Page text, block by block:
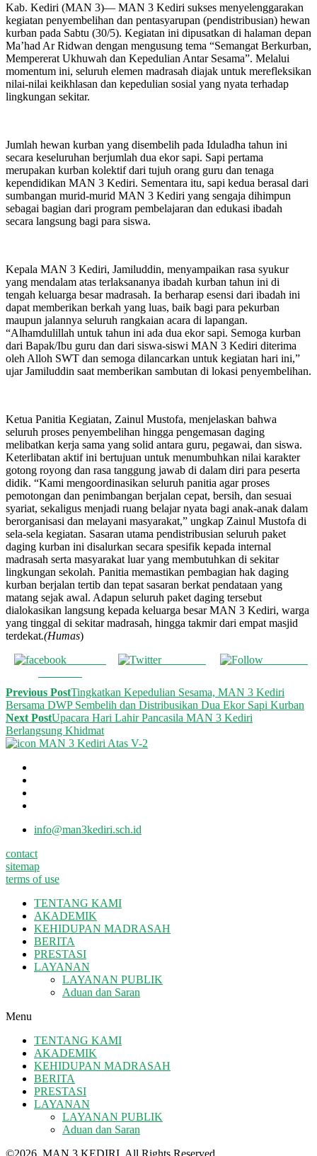
Kab. Kediri (MAN 3)— MAN 3 Kediri sukses menyelenggarakan
kegiatan penyembelihan dan pentasyarupan (pendistribusian) hewan
kurban pada Sabtu (30/5). Kegiatan ini dipusatkan di halaman depan
Ma’had Ar Ridwan dengan mengusung tema “Semangat Berkurban,
Mempererat Ukhuwah dan Kepedulian Antar Sesama”. Melalui
momentum ini, seluruh elemen madrasah diajak untuk merefleksikan
nilai-nilai keikhlasan dan kepedulian sosial yang nyata terhadap
lingkungan sekitar.
Jumlah hewan kurban yang disembelih pada Iduladha tahun ini
secara keseluruhan berjumlah dua ekor sapi. Sapi pertama
merupakan kurban kolektif dari tujuh orang guru dan tenaga
kependidikan MAN 3 Kediri. Sementara itu, sapi kedua berasal dari
sumbangan murid-murid MAN 3 Kediri yang sengaja dihimpun
sebagai bagian dari program pembelajaran dan edukasi ibadah
secara langsung bagi para siswa.
Kepala MAN 3 Kediri, Jamiluddin, menyampaikan rasa syukur
yang mendalam atas terlaksananya ibadah kurban tahun ini di
tengah keluarga besar madrasah. Ia berharap esensi dari ibadah ini
dapat memberikan berkah yang luas, baik bagi para pekurban
maupun jalannya seluruh rangkaian acara di lapangan.
“Alhamdulillah untuk tahun ini ada dua ekor sapi. Semoga kurban
dari Bapak/Ibu guru dan dari siswa-siswi MAN 3 Kediri diterima
oleh Alloh SWT dan semoga dilancarkan untuk kegiatan hari ini,”
ujar Jamiluddin saat memberikan sambutan di lokasi penyembelihan.
Ketua Panitia Kegiatan, Zainul Mustofa, menjelaskan bahwa
seluruh proses penyembelihan hingga pengemasan daging
melibatkan kerja sama yang solid antara guru, pegawai, dan siswa.
Keterlibatan aktif ini bertujuan untuk menumbuhkan nilai karakter
gotong royong dan rasa tanggung jawab di dalam diri para peserta
didik. “Kami mengoordinasikan seluruh panitia agar proses
pemotongan dan penimbangan berjalan cepat, bersih, dan sesuai
syariat, sekaligus menjadi ruang belajar nyata bagi anak-anak dalam
berorganisasi dan melayani masyarakat,” ungkap Zainul Mustofa di
sela-sela kegiatan. Sasaran utama pendistribusian seluruh paket
daging kurban ini disalurkan secara spesifik kepada internal
madrasah serta masyarakat luar yang membutuhkan di sekitar
lingkungan sekolah. Panitia memastikan pembagian hak daging
kurban berjalan tertib dan tepat sasaran berkat pendataan yang
matang sejak awal. Adapun seluruh paket daging tersebut
dialokasikan langsung kepada keluarga besar MAN 3 Kediri, warga
yang tinggal di sekitar madrasah, hingga takmir dari empat masjid
terdekat.(Humas)
Post on X
Previous PostTingkatkan Kepedulian Sesama, MAN 3 Kediri
Bersama DWP Sembelih dan Distribusikan Dua Ekor Sapi Kurban
Next PostUpacara Hari Lahir Pancasila MAN 3 Kediri
Berlangsung Khidmat
info@man3kediri.sch.id
contact
sitemap
terms of use
TENTANG KAMI
AKADEMIK
KEHIDUPAN MADRASAH
BERITA
PRESTASI
LAYANAN
LAYANAN PUBLIK
Aduan dan Saran
Menu
TENTANG KAMI
AKADEMIK
KEHIDUPAN MADRASAH
BERITA
PRESTASI
LAYANAN
LAYANAN PUBLIK
Aduan dan Saran
©2026. MAN 3 KEDIRI. All Rights Reserved.